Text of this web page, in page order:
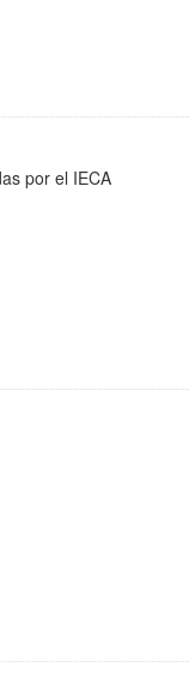
por el IECA